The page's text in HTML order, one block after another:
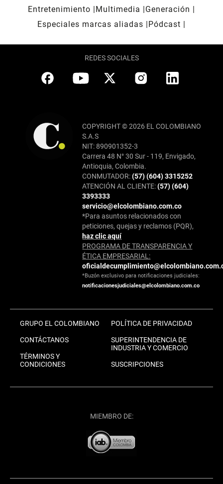
Entretenimiento
Multimedia
Generación
Especiales marcas aliadas
Pódcast
REDES SOCIALES
COPYRIGHT © 2026 EL COLOMBIANO
S.A.S
NIT: 890901352-3
Carrera 48 N° 30 Sur - 119, Envigado,
Antioquia, Colombia.
CONMUTADOR:(57) (604) 3315252
ATENCIÓN AL CLIENTE:(57) (604)
3393333
servicio@elcolombiano.com.co
*Para asuntos relacionados con
peticiones, quejas y reclamos (PQR),
haz clic aquí
PROGRAMA DE TRANSPARENCIA Y
ÉTICA EMPRESARIAL:
*Buzón exclusivo para notificaciones judiciales:
notificacionesjudiciales@elcolombiano.com.co
GRUPO EL COLOMBIANO
CONTÁCTANOS
TÉRMINOS Y
CONDICIONES
POLÍTICA DE PRIVACIDAD
SUPERINTENDENCIA DE
INDUSTRIA Y COMERCIO
SUSCRIPCIONES
MIEMBRO DE: